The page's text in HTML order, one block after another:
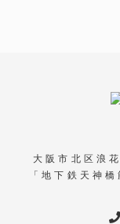
大阪市北区浪
「地下鉄天神